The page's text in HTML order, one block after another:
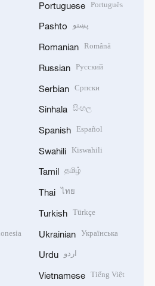
Portuguese Português
Pashto پښتو
Romanian Română
Russian Русский
Serbian Српски
Sinhala සිංහල
Spanish Español
Swahili Kiswahili
Tamil தமிழ்
Thai ไทย
Turkish Türkçe
Ukrainian Українська
Urdu اردو
Vietnamese Tiếng Việt